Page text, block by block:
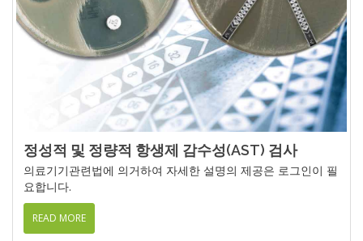
정성적 및 정량적 항생제 감수성(AST) 검사
의료기기관련법에 의거하여 자세한 설명의 제공은 로그인이 필
요합니다.
READ MORE